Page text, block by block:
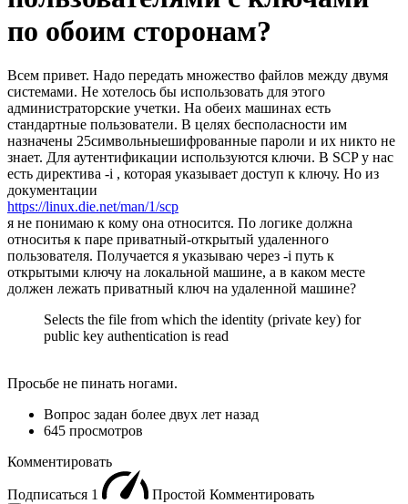
по обоим сторонам?
Всем привет. Надо передать множество файлов между двумя
системами. Не хотелось бы использовать для этого
администраторские учетки. На обеих машинах есть
стандартные пользователи. В целях бесполасности им
назначены 25символьныешифрованные пароли и их никто не
знает. Для аутентификации используются ключи. В SCP у нас
есть директива -i , которая указывает доступ к ключу. Но из
документации
https://linux.die.net/man/1/scp
я не понимаю к кому она относится. По логике должна
относитья к паре приватный-открытый удаленного
пользователя. Получается я указываю через -i путь к
открытыми ключу на локальной машине, а в каком месте
должен лежать приватный ключ на удаленной машине?
Selects the file from which the identity (private key) for
public key authentication is read
Просьбе не пинать ногами.
Вопрос задан более двух лет назад
645 просмотров
Комментировать
Подписаться 1 Простой Комментировать